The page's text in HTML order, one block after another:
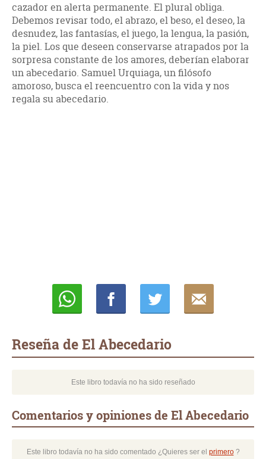
cazador en alerta permanente. El plural obliga.
Debemos revisar todo, el abrazo, el beso, el deseo, la
desnudez, las fantasías, el juego, la lengua, la pasión,
la piel. Los que deseen conservarse atrapados por la
sorpresa constante de los amores, deberían elaborar
un abecedario. Samuel Urquiaga, un filósofo
amoroso, busca el reencuentro con la vida y nos
regala su abecedario.
Reseña de El Abecedario
Este libro todavía no ha sido reseñado
Comentarios y opiniones de El Abecedario
Este libro todavía no ha sido comentado ¿Quieres ser el primero?